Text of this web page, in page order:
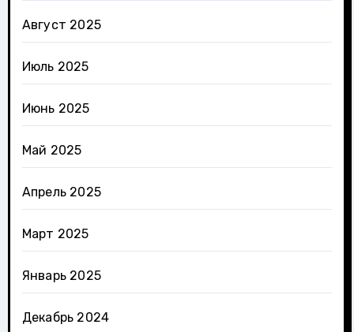
Август 2025
Июль 2025
Июнь 2025
Май 2025
Апрель 2025
Март 2025
Январь 2025
Декабрь 2024